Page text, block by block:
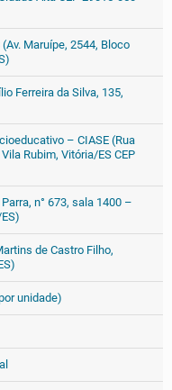
Maruípe, 2544, Bloco
Ferreira da Silva, 135,
– CIASE (Rua
Rubim, Vitória/ES CEP
n° 673, sala 1400 –
de Castro Filho,
unidade)